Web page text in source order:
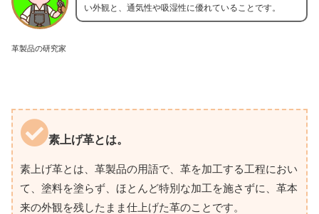
革製品の研究家
い外観と、通気性や吸湿性に優れていることです。
素上げ革とは。
素上げ革とは、革製品の用語で、革を加工する工程におい
て、塗料を塗らず、ほとんど特別な加工を施さずに、革本
来の外観を残したまま仕上げた革のことです。